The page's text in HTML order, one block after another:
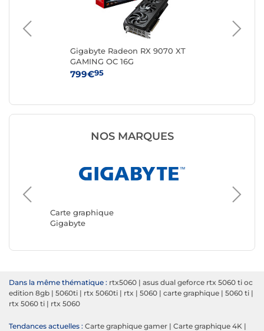
Gigabyte Radeon RX 9070 XT
GAMING OC 16G
799€95
NOS MARQUES
Carte graphique
Gigabyte
Dans la même thématique : rtx5060 | asus dual geforce rtx 5060 ti oc
edition 8gb | 5060ti | rtx 5060ti | rtx | 5060 | carte graphique | 5060 ti |
rtx 5060 ti | rtx 5060
Tendances actuelles : Carte graphique gamer | Carte graphique 4K |